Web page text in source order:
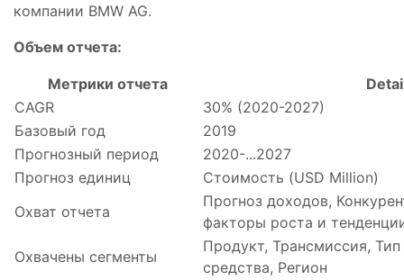
компании BMW AG.
Объем отчета:
Метрики отчета
CAGR
30% (2020-2027)
Базовый год
2019
Прогнозный период
2020-...2027
Прогноз единиц
Стоимость (USD Million)
Охват отчета
Прогноз доходов,
факторы роста и
Охвачены сегменты
Продукт, Трансмиссия, Тип
средства, Регион